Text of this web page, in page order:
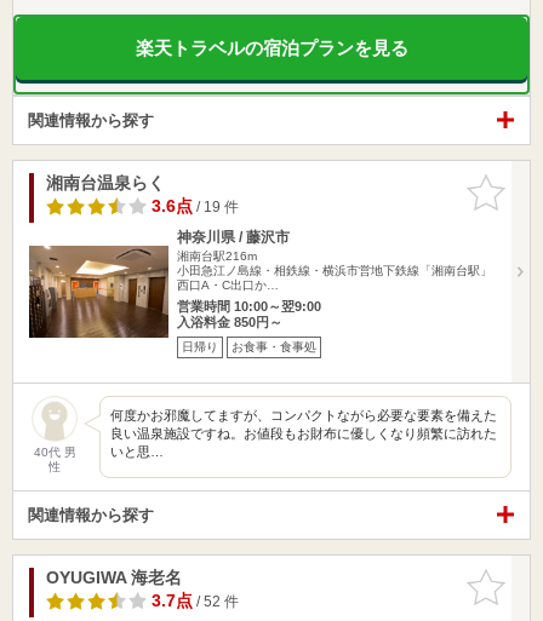
楽天トラベルの宿泊プランを見る
関連情報から探す
お気に入
りに追加
湘南台温泉らく
3.6点/ 19 件
神奈川県 / 藤沢市
湘南台駅216m
小田急江ノ島線・相鉄線・横浜市営地下鉄線「湘南台駅」
西口A・C出口か…
営業時間 10:00～翌9:00
入浴料金 850円～
日帰り お食事・食事処
40代 男
性
何度かお邪魔してますが、コンパクトながら必要な要素を備えた
良い温泉施設ですね。お値段もお財布に優しくなり頻繁に訪れた
いと思…
関連情報から探す
お気に入
りに追加
OYUGIWA 海老名
3.7点/ 52 件